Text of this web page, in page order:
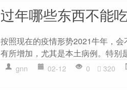
过年哪些东西不能
按照现在的疫情形势2021牛年，
有所增加，尤其是本土病例。特别
gnn 02-12 0 320